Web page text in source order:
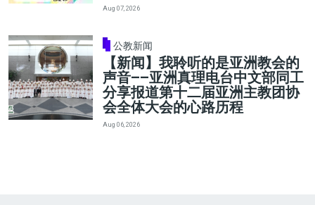
Aug 07, 2026
公教新闻
【新闻】我聆听的是亚洲教会的
声音——亚洲真理电台中文部同工
分享报道第十二届亚洲主教团协
会全体大会的心路历程
Aug 06, 2026